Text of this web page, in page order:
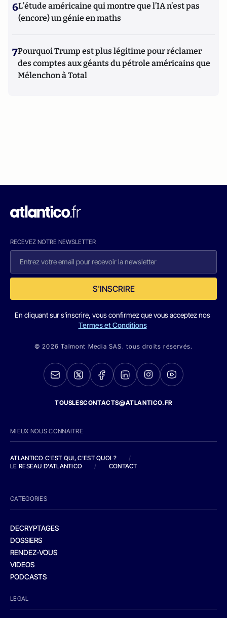
6L’étude américaine qui montre que l’IA n’est pas
(encore) un génie en maths
7Pourquoi Trump est plus légitime pour réclamer
des comptes aux géants du pétrole américains que
Mélenchon à Total
RECEVEZ NOTRE NEWSLETTER
S'INSCRIRE
En cliquant sur s'inscrire, vous confirmez que vous acceptez nos
Termes et Conditions
© 2026 Talmont Media SAS. tous droits réservés.
TOUSLESCONTACTS@ATLANTICO.FR
MIEUX NOUS CONNAITRE
ATLANTICO C'EST QUI, C'EST QUOI ?
/
LE RESEAU D'ATLANTICO
/ CONTACT
CATEGORIES
DECRYPTAGES
DOSSIERS
RENDEZ-VOUS
VIDEOS
PODCASTS
LEGAL